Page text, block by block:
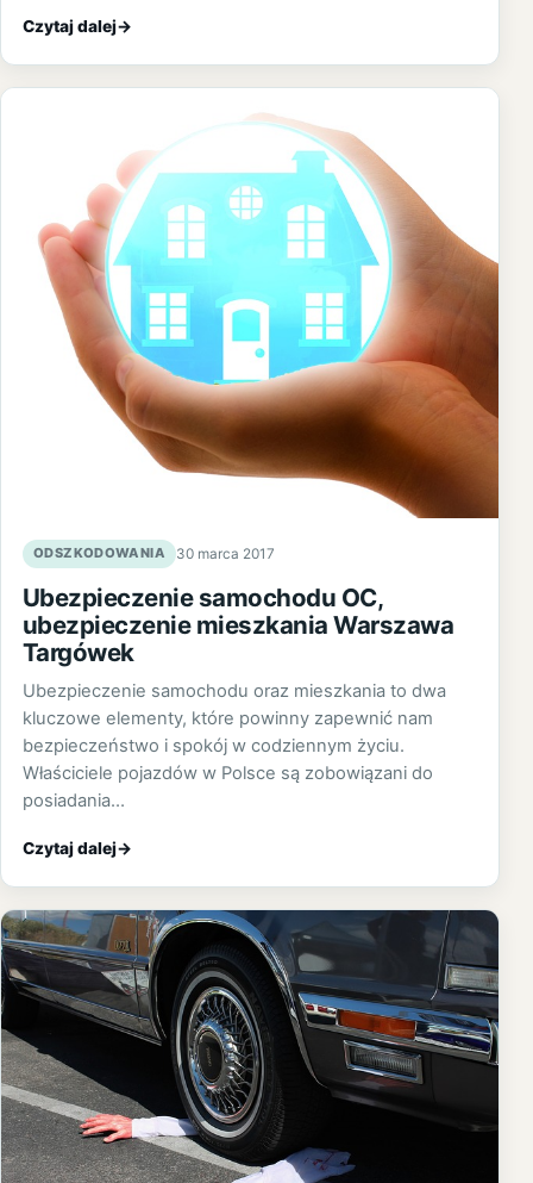
Czytaj dalej→
ODSZKODOWANIA 30 marca 2017
Ubezpieczenie samochodu OC,
ubezpieczenie mieszkania Warszawa
Targówek
Ubezpieczenie samochodu oraz mieszkania to dwa
kluczowe elementy, które powinny zapewnić nam
bezpieczeństwo i spokój w codziennym życiu.
Właściciele pojazdów w Polsce są zobowiązani do
posiadania…
Czytaj dalej→